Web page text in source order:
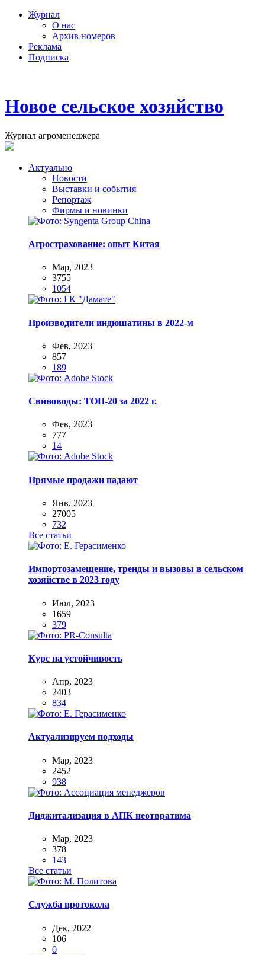
Журнал
О нас
Архив номеров
Реклама
Подписка
Новое сельское хозяйство
Журнал агроменеджера
Актуально
Новости
Выставки и события
Репортаж
Фирмы и новинки
Агрострахование: опыт Китая
Мар, 2023
3755
1054
Производители индюшатины в 2022-м
Фев, 2023
857
189
Свиноводы: ТОП-20 за 2022 г.
Фев, 2023
777
14
Прямые продажи падают
Янв, 2023
27005
732
Все статьи
Импортозамещение, тренды и вызовы в сельском
хозяйстве в 2023 году
Июл, 2023
1659
379
Курс на устойчивость
Апр, 2023
2403
834
Актуализируем подходы
Мар, 2023
2452
938
Диджитализация в АПК неотвратима
Мар, 2023
378
143
Все статьи
Служба протокола
Дек, 2022
106
0